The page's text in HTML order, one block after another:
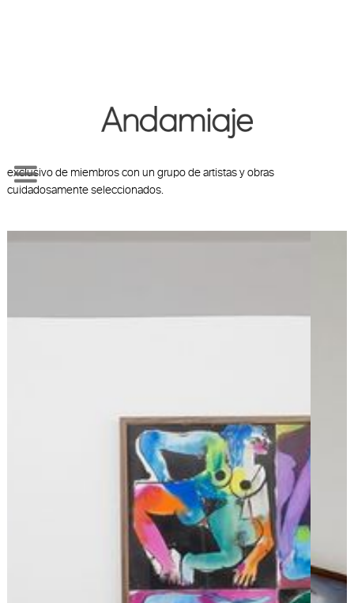
Andamiaje es una iniciativa curatorial diseñada por Patricia Martín que
nace del deseo de crear un espacio de intercambio y apoyo mutuo
entre artistas para el desarrollo de sus carreras. Lo hace a partir de un
exclusivo de miembros con un grupo de artistas y obras
cuidadosamente seleccionados.